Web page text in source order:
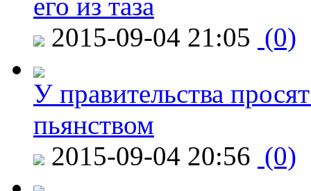
2015-09-04 21:05 (0)
У правительства
пьянством
2015-09-04 20:56 (0)